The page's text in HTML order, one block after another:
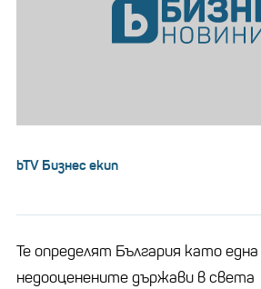
bTV Бизнес екип
Те определят България като
недооценените държави в света